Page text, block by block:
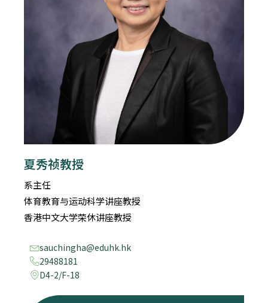
夏秀祯教授
系主任
体育教育与运动科学讲座教授
香港中文大学荣休讲座教授
sauchingha@eduhk.hk
29488181
D4-2/F-18